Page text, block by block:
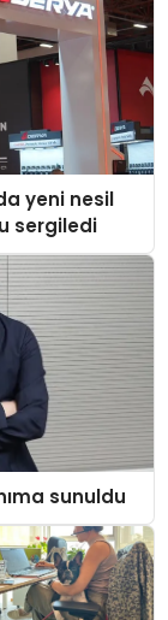
yeni nesil
sergiledi
sunuldu